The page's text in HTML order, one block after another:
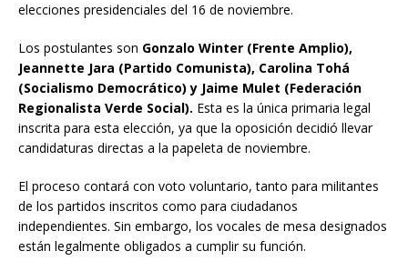
elecciones presidenciales del 16 de noviembre.
Los postulantes son Gonzalo Winter (Frente Amplio),
Jeannette Jara (Partido Comunista), Carolina Tohá
(Socialismo Democrático) y Jaime Mulet (Federación
Regionalista Verde Social). Esta es la única primaria legal
inscrita para esta elección, ya que la oposición decidió llevar
candidaturas directas a la papeleta de noviembre.
El proceso contará con voto voluntario, tanto para militantes
de los partidos inscritos como para ciudadanos
independientes. Sin embargo, los vocales de mesa designados
están legalmente obligados a cumplir su función.